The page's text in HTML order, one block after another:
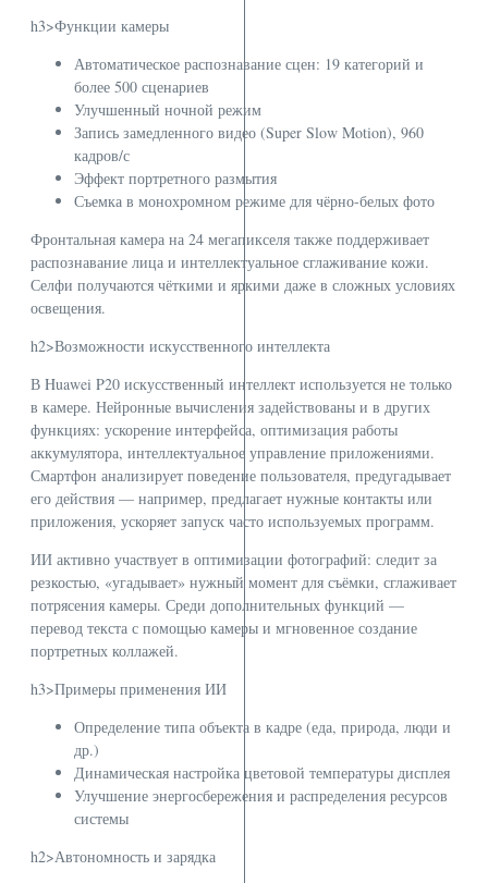
h3>Функции камеры
Автоматическое распознавание сцен: 19 категорий и
более 500 сценариев
Улучшенный ночной режим
Запись замедленного видео (Super Slow Motion), 960
кадров/с
Эффект портретного размытия
Съемка в монохромном режиме для чёрно-белых фото
Фронтальная камера на 24 мегапикселя также поддерживает
распознавание лица и интеллектуальное сглаживание кожи.
Селфи получаются чёткими и яркими даже в сложных условиях
освещения.
h2>Возможности искусственного интеллекта
В Huawei P20 искусственный интеллект используется не только
в камере. Нейронные вычисления задействованы и в других
функциях: ускорение интерфейса, оптимизация работы
аккумулятора, интеллектуальное управление приложениями.
Смартфон анализирует поведение пользователя, предугадывает
его действия — например, предлагает нужные контакты или
приложения, ускоряет запуск часто используемых программ.
ИИ активно участвует в оптимизации фотографий: следит за
резкостью, «угадывает» нужный момент для съёмки, сглаживает
потрясения камеры. Среди дополнительных функций —
перевод текста с помощью камеры и мгновенное создание
портретных коллажей.
h3>Примеры применения ИИ
Определение типа объекта в кадре (еда, природа, люди и
др.)
Динамическая настройка цветовой температуры дисплея
Улучшение энергосбережения и распределения ресурсов
системы
h2>Автономность и зарядка